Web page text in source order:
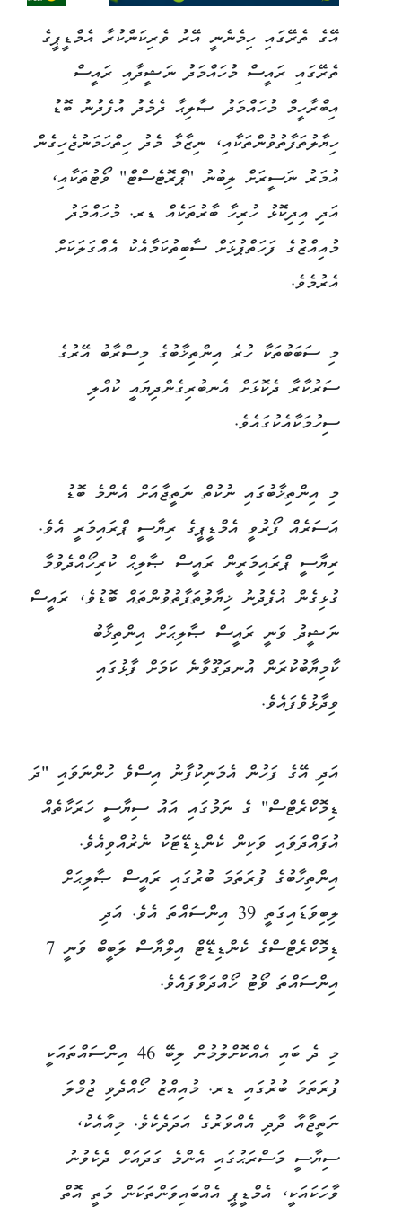
އޭގެ ތެރޭގައި ހިމެނެނީ އޭރު ވެރިކަންކުރާ އެމްޑީޕީގެ
ތެރޭގައި ރައީސް މުހައްމަދު ނަޝީދާއި ރައީސް
އިބްރާހީމް މުހައްމަދު ޞާލިޙާ ދެމެދު އުފެދުނު ބޮޑު
ހިޔާލުތަފާތުވުންތަކާއި، ނިޒާމާ މެދު ހިތްހަމަނުޖެހިގެން
އުމަރު ނަސީރަށް ލިބުނު "ޕްރޮޓެސްޓް" ވޯޓުތަކާއި،
އަދި އިދިކޮޅު ހުރިހާ ބާރުތަކެއް ޑރ. މުހައްމަދު
މުއިއްޒުގެ ފަހަތްޕުޅަށް ސާބިތުކަމާއެކު އެއްގަލަކަށް
އެރުމެވެ.
މި ސަބަބުތަކާ ހުރެ އިންތިޚާބުގެ މިސްރާބު އޭރުގެ
ސަރުކާރާ ދެކޮޅަށް އެނބުރިގެންދިޔައީ ކުއްލި
ސިހުމަކާއެކުގައެވެ.
މި އިންތިޚާބުގައި ނުކުތް ނަތީޖާއަށް އެންމެ ބޮޑު
އަސަރެއް ފޯރުވީ އެމްޑީޕީގެ ރިޔާސީ ޕްރައިމަރީ އެވެ.
ރިޔާސީ ޕްރައިމަރީން ރައީސް ޞާލިޙް ކުރިހޯއްދެވުމާ
ގުޅިގެން އުފެދުނު ޚިޔާލުތަފާތުވުންތައް ބޮޑުވެ، ރައީސް
ނަޝީދު ވަނީ ރައީސް ޞާލިޙަށް އިންތިޚާބު
ކާމިޔާބުކުރަން އުނދަގޫވާނެ ކަމަށް ފާޅުގައި
ވިދާޅުވެފައެވެ.
އަދި އޭގެ ފަހުން އެމަނިކުފާނު އިސްވެ ހުންނަވައި "ދަ
ޑިމޮކްރެޓްސް" ގެ ނަމުގައި އައު ސިޔާސީ ހަރަކާތެއް
އުފައްދަވައި ވަކިން ކެންޑިޑޭޓަކު ނެރުއްވިއެވެ.
އިންތިޚާބުގެ ފުރަތަމަ ބުރުގައި ރައީސް ޞާލިޙަށް
ލިބިވަޑައިގަތީ 39 އިންސައްތަ އެވެ. އަދި
ޑިމޮކްރެޓްސްގެ ކެންޑިޑޭޓް އިލްޔާސް ލަބީބް ވަނީ 7
އިންސައްތަ ވޯޓު ހޯއްދަވާފައެވެ.
މި ދެ ބައި އެއްކޮށްލުމުން ލިބޭ 46 އިންސައްތައަކީ
ފުރަތަމަ ބުރުގައި ޑރ. މުއިއްޒު ހޯއްދެވި ޖުމްލަ
ނަތީޖާއާ ދާދި އެއްވަރުގެ އަދަދެކެވެ. މިއާއެކު،
ސިޔާސީ މަސްރަޙުގައި އެންމެ ގަދައަށް ދެކެވުނު
ވާހަކައަކީ، އެމްޑީޕީ އެއްބައިވަންތަކަން މަތީ އޮތް